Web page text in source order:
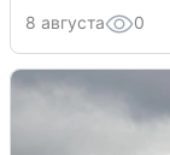
8 августа 0